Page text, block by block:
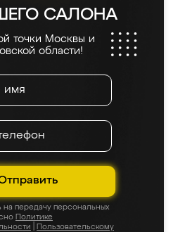
САЛОНА
точки Москвы и
области!
передачу персональных
Политике
Пользовательскому